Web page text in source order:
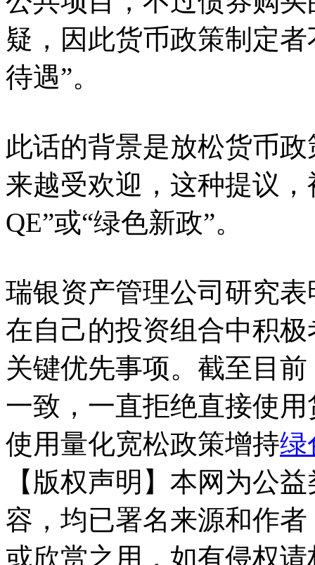
疑，因此货币政策制定者
待遇”。
此话的背景是放松货币
来越受欢迎，这种提议，
QE”或“绿色新政”。
瑞银资产管理公司研究
在自己的投资组合中积
关键优先事项。截至目
一致，一直拒绝直接使
使用量化宽松政策增持绿
【版权声明】本网为公
容，均已署名来源和作
或欣赏之用，如有侵权